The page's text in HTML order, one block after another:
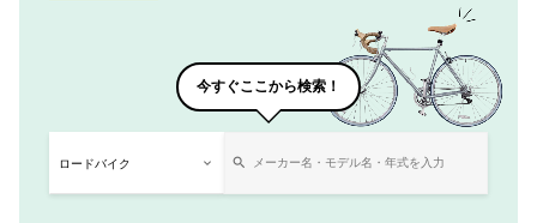
今すぐここから検索！